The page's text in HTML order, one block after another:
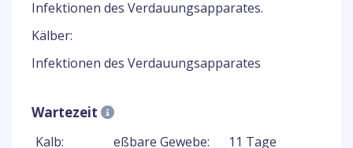
Infektionen des Verdauungsapparates.
Kälber:
Infektionen des Verdauungsapparates
Wartezeit
Kalb: eßbare Gewebe:
11 Tage